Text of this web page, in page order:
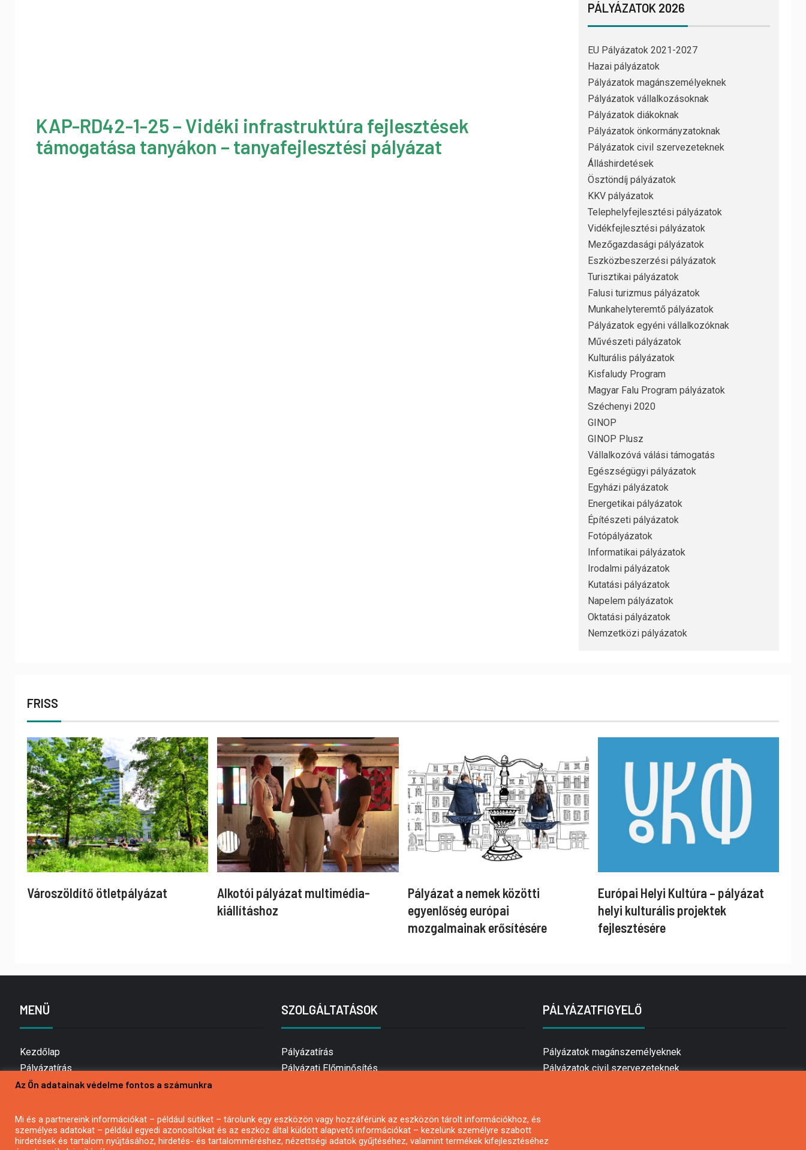
KAP-RD42-1-25 – Vidéki infrastruktúra fejlesztések
támogatása tanyákon – tanyafejlesztési pályázat
PÁLYÁZATOK 2026
EU Pályázatok 2021-2027
Hazai pályázatok
Pályázatok magánszemélyeknek
Pályázatok vállalkozásoknak
Pályázatok diákoknak
Pályázatok önkormányzatoknak
Pályázatok civil szervezeteknek
Álláshirdetések
Ösztöndíj pályázatok
KKV pályázatok
Telephelyfejlesztési pályázatok
Vidékfejlesztési pályázatok
Mezőgazdasági pályázatok
Eszközbeszerzési pályázatok
Turisztikai pályázatok
Falusi turizmus pályázatok
Munkahelyteremtő pályázatok
Pályázatok egyéni vállalkozóknak
Művészeti pályázatok
Kulturális pályázatok
Kisfaludy Program
Magyar Falu Program pályázatok
Széchenyi 2020
GINOP
GINOP Plusz
Vállalkozóvá válási támogatás
Egészségügyi pályázatok
Egyházi pályázatok
Energetikai pályázatok
Építészeti pályázatok
Fotópályázatok
Informatikai pályázatok
Irodalmi pályázatok
Kutatási pályázatok
Napelem pályázatok
Oktatási pályázatok
Nemzetközi pályázatok
FRISS
Városzöldítő ötletpályázat
Alkotói pályázat multimédia-
kiállításhoz
Pályázat a nemek közötti
egyenlőség európai
mozgalmainak erősítésére
Európai Helyi Kultúra – pályázat
helyi kulturális projektek
fejlesztésére
MENÜ
Kezdőlap
Pályázatírás
Bemutatkozás
Hírlevél feliratkozás
Impresszum
SZOLGÁLTATÁSOK
Pályázatírás
Pályázati Előminősítés
Mezőgazdasági pályázatírás
Pályázatírás magánszemélyeknek
PÁLYÁZATFIGYELŐ
Pályázatok magánszemélyeknek
Pályázatok civil szervezeteknek
Az Ön adatainak védelme fontos a számunkra
Mi és a partnereink információkat – például sütiket – tárolunk egy eszközön vagy hozzáférünk az eszközön tárolt információkhoz, és
személyes adatokat – például egyedi azonosítókat és az eszköz által küldött alapvető információkat – kezelünk személyre szabott
hirdetések és tartalom nyújtásához, hirdetés- és tartalomméréshez, nézettségi adatok gyűjtéséhez, valamint termékek kifejlesztéséhez